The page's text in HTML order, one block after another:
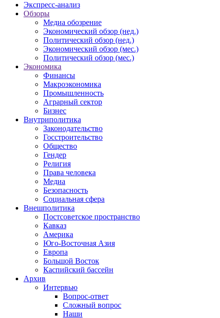
Экспресс-анализ
Обзоры
Медиа обозрение
Экономический обзор (нед.)
Политический обзор (нед.)
Экономический обзор (мес.)
Политический обзор (мес.)
Экономика
Финансы
Макроэкономика
Промышленность
Аграрный сектор
Бизнес
Внутриполитика
Законодательство
Госстроительство
Общество
Гендер
Религия
Права человека
Медиа
Безопасность
Социальная сфера
Внешполитика
Постсоветское пространство
Кавказ
Америка
Юго-Восточная Азия
Европа
Большой Восток
Каспийский бассейн
Архив
Интервью
Вопрос-ответ
Сложный вопрос
Наши